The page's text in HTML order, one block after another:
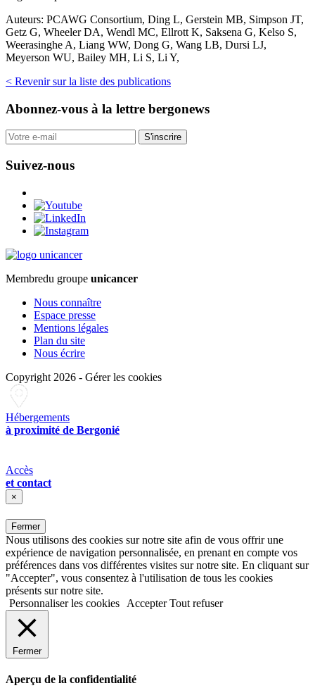
Auteurs: PCAWG Consortium, Ding L, Gerstein MB, Simpson JT,
Getz G, Wheeler DA, Wendl MC, Ellrott K, Saksena G, Kelso S,
Weerasinghe A, Liang WW, Dong G, Wang LB, Dursi LJ,
Meyerson WU, Bailey MH, Li S, Li Y,
< Revenir sur la liste des publications
Abonnez-vous à la lettre bergonews
S'inscrire
Suivez-nous
Membredu groupe unicancer
Nous connaître
Espace presse
Mentions légales
Plan du site
Nous écrire
Copyright 2026 - Gérer les cookies
Hébergements
à proximité de Bergonié
Accès
et contact
×
Fermer
Nous utilisons des cookies sur notre site afin de vous offrir une
expérience de navigation personnalisée, en prenant en compte vos
préférences dans vos différentes visites sur notre site. En cliquant sur
"Accepter", vous consentez à l'utilisation de tous les cookies
présents sur notre site.
Personnaliser les cookies
Accepter Tout refuser
Fermer
Aperçu de la confidentialité